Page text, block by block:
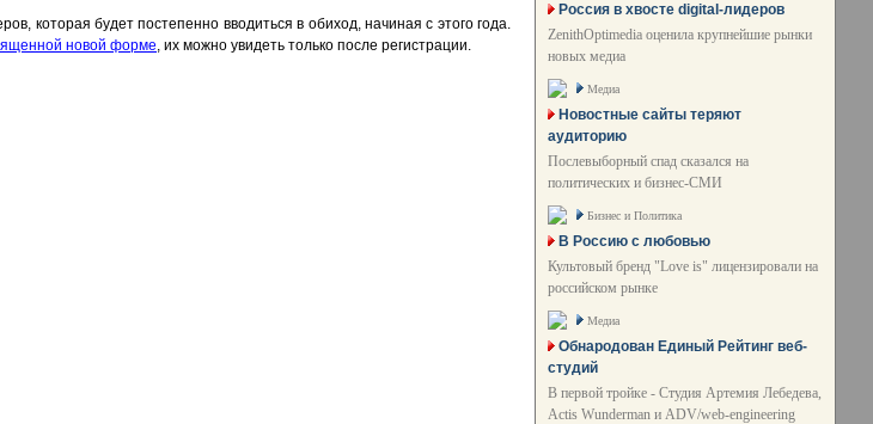
которая будет постепенно вводиться в обиход, начиная с этого года.
новой форме, их можно увидеть только после регистрации.
Россия в хвосте digital-лидеров
ZenithOptimedia оценила крупнейшие рынки
новых медиа
Медиа
Новостные сайты теряют
аудиторию
Послевыборный спад сказался на
политических и бизнес-СМИ
Бизнес и Политика
В Россию с любовью
Культовый бренд "Love is" лицензировали на
российском рынке
Медиа
Обнародован Единый Рейтинг веб-
студий
В первой тройке - Студия Артемия Лебедева,
Actis Wunderman и ADV/web-engineering